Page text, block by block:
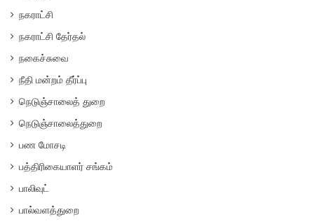
நகராட்சி
நகராட்சி தேர்தல்
நகைச்சுவை
நீதி மன்றம் தீர்ப்பு
நெடுஞ்சாலைத் துறை
நெடுஞ்சாலைத்துறை
பண மோசடி
பத்திரிகையாளர் சங்கம்
பாலிவுட்
பால்வளத்துறை